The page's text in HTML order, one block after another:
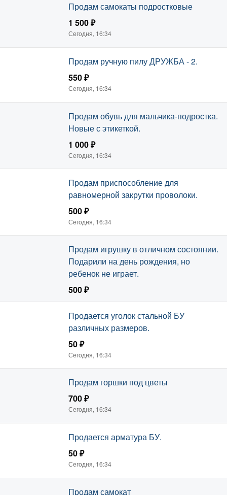
Продам самокаты подростковые
1 500 ₽
Сегодня, 16:34
Продам ручную пилу ДРУЖБА - 2.
550 ₽
Сегодня, 16:34
Продам обувь для мальчика-подростка.
Новые с этикеткой.
1 000 ₽
Сегодня, 16:34
Продам приспособление для
равномерной закрутки проволоки.
500 ₽
Сегодня, 16:34
Продам игрушку в отличном состоянии.
Подарили на день рождения, но
ребенок не играет.
500 ₽
Сегодня, 16:34
Продается уголок стальной БУ
различных размеров.
50 ₽
Сегодня, 16:34
Продам горшки под цветы
700 ₽
Сегодня, 16:34
Продается арматура БУ.
50 ₽
Сегодня, 16:34
Продам самокат